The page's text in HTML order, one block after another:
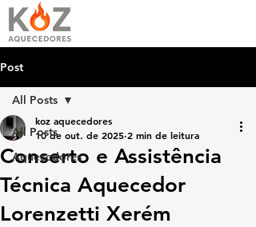
Post
All Posts
Aquecedores
All Posts
Conserto e Assistência
Técnica Aquecedor
Lorenzetti Xerém
koz aquecedores
10 de out. de 2025 2 min de leitura